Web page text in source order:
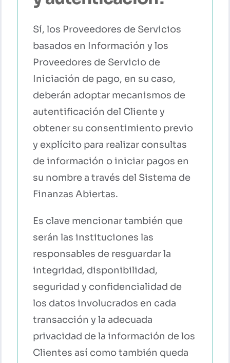
Sí, los Proveedores de Servicios
basados en Información y los
Proveedores de Servicio de
Iniciación de pago, en su caso,
deberán adoptar mecanismos de
autentificación del Cliente y
obtener su consentimiento previo
y explícito para realizar consultas
de información o iniciar pagos en
su nombre a través del Sistema de
Finanzas Abiertas.
Es clave mencionar también que
serán las instituciones las
responsables de resguardar la
integridad, disponibilidad,
seguridad y confidencialidad de
los datos involucrados en cada
transacción y la adecuada
privacidad de la información de los
Clientes así como también queda